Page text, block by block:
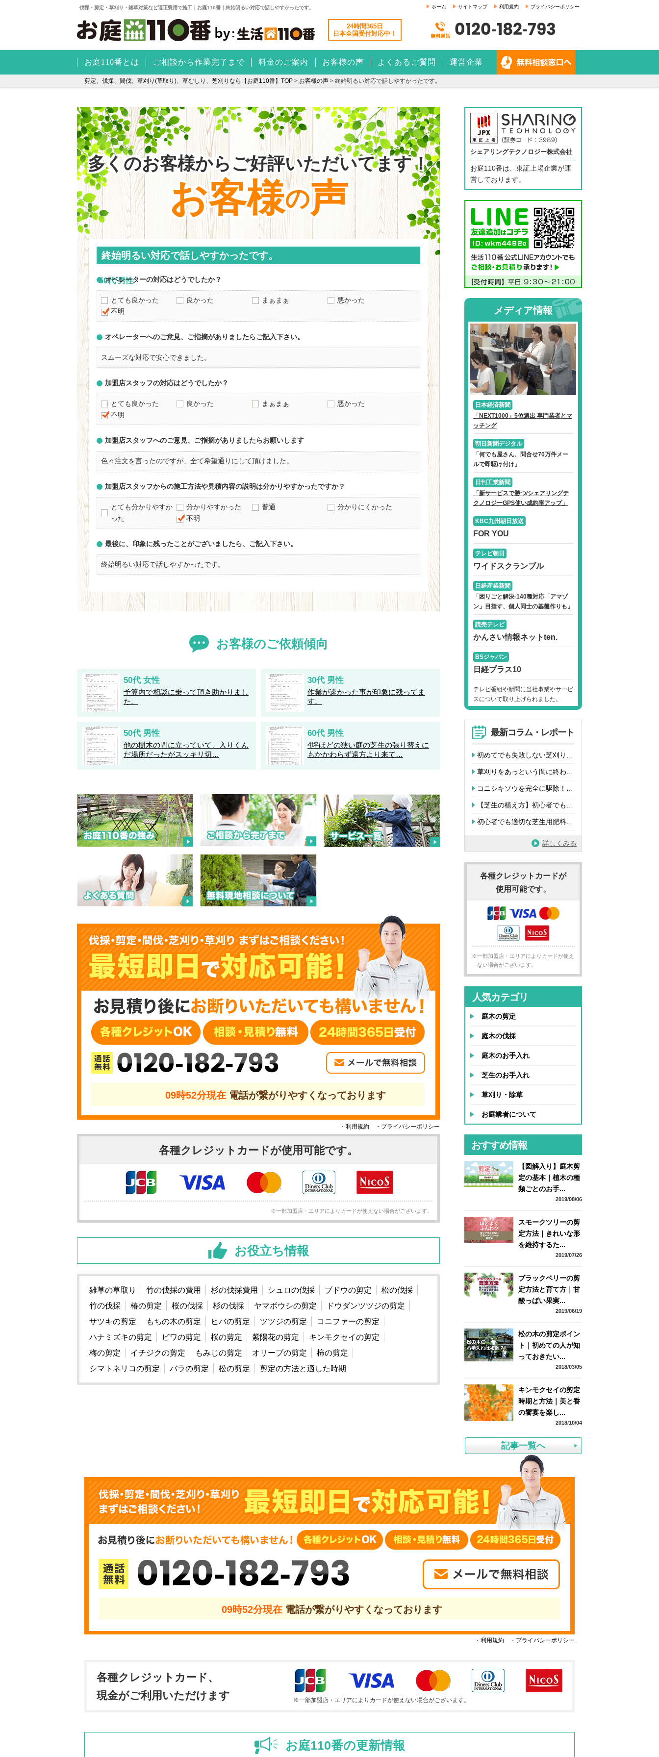
伐採・剪定・草刈り・雑草対策など適正費用で施工｜お庭110番｜終始明るい対応で話しやすかったです。 ホーム サイトマップ 利用規約 プライバシーポリシー
24時間365日
日本全国受付対応中！ 0120-182-793
お庭110番とは ご相談から作業完了まで 料金のご案内 お客様の声 よくあるご質問 運営企業
剪定、伐採、間伐、草刈り(草取り)、草むしり、芝刈りなら【お庭110番】TOP > お客様の声 > 終始明るい対応で話しやすかったです。
多くのお客様からご好評いただいてます！
お客様の声
終始明るい対応で話しやすかったです。
50代 男性
オペレーターの対応はどうでしたか？
とても良かった 良かった まぁまぁ
悪かった
不明
オペレーターへのご意見、ご指摘がありましたらご記入下さい。
スムーズな対応で安心できました。
加盟店スタッフの対応はどうでしたか？
とても良かった 良かった まぁまぁ
悪かった
不明
加盟店スタッフへのご意見、ご指摘がありましたらお願いします
色々注文を言ったのですが、全て希望通りにして頂けました。
加盟店スタッフからの施工方法や見積内容の説明は分かりやすかったですか？
とても分かりやすか
った
分かりやすかった 普通
分かりにくかった
不明
最後に、印象に残ったことがございましたら、ご記入下さい。
終始明るい対応で話しやすかったです。
お客様のご依頼傾向
50代 女性
予算内で相談に乗って頂き助かりまし
た。
30代 男性
作業が速かった事が印象に残ってま
す。
50代 男性
他の樹木の間に立っていて、入りくん
だ場所だったがスッキリ切…
60代 男性
4坪ほどの狭い庭の芝生の張り替えに
もかかわらず遠方より来て…
0120-182-793
09時52分現在 電話が繋がりやすくなっております
・利用規約 ・プライバシーポリシー
各種クレジットカードが使用可能です。
※一部加盟店・エリアによりカードが使えない場合がございます。
お役立ち情報
雑草の草取り 竹の伐採の費用 杉の伐採費用 シュロの伐採 ブドウの剪定
松の伐採
竹の伐採
椿の剪定 桜の伐採 杉の伐採 ヤマボウシの剪定
ドウダンツツジの剪定
サツキの剪定
もちの木の剪定 ヒバの剪定 ツツジの剪定
コニファーの剪定
ハナミズキの剪定
ビワの剪定 桜の剪定 紫陽花の剪定
キンモクセイの剪定
梅の剪定
イチジクの剪定 もみじの剪定 オリーブの剪定
柿の剪定
シマトネリコの剪定
バラの剪定 松の剪定 剪定の方法と適した時期
シェアリングテクノロジー株式会社
お庭110番は、東証上場企業が運
営しております。
メディア情報
日本経済新聞
「NEXT1000」5位選出 専門業者とマ
ッチング
朝日新聞デジタル
「何でも屋さん、問合せ70万件メー
ルで即駆け付け」
日刊工業新聞
「新サービスで勝つ/シェアリングテ
クノロジーGPS使い成約率アップ」
KBC九州朝日放送
FOR YOU
テレビ朝日
ワイドスクランブル
日経産業新聞
「困りごと解決-140種対応「アマゾ
ン」目指す、個人同士の基盤作りも」
読売テレビ
かんさい情報ネットten.
BSジャパン
日経プラス10
テレビ番組や新聞に当社事業やサービ
スについて取り上げられました。
最新コラム・レポート
初めてでも失敗しない芝刈り…
草刈りをあっという間に終わ…
コニシキソウを完全に駆除！…
【芝生の植え方】初心者でも…
初心者でも適切な芝生用肥料…
詳しくみる
各種クレジットカードが
使用可能です。
※一部加盟店・エリアによりカードが使え
ない場合がございます。
人気カテゴリ
庭木の剪定
庭木の伐採
庭木のお手入れ
芝生のお手入れ
草刈り・除草
お庭業者について
おすすめ情報
【図解入り】庭木剪
定の基本｜植木の種
類ごとのお手...
2019/08/06
スモークツリーの剪
定方法｜きれいな形
を維持するた...
2019/07/26
ブラックベリーの剪
定方法と育て方｜甘
酸っぱい果実...
2019/06/19
松の木の剪定ポイン
ト｜初めての人が知
っておきたい...
2018/03/05
キンモクセイの剪定
時期と方法｜美と香
の饗宴を楽し...
2018/10/04
記事一覧へ
0120-182-793
09時52分現在 電話が繋がりやすくなっております
・利用規約 ・プライバシーポリシー
各種クレジットカード、
現金がご利用いただけます
※一部加盟店・エリアによりカードが使えない場合がございます。
お庭110番の更新情報